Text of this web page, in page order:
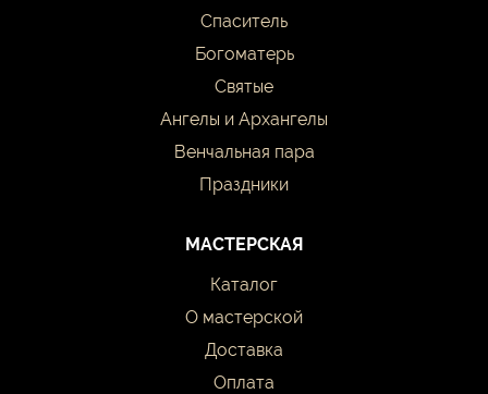
Спаситель
Богоматерь
Святые
Ангелы и Архангелы
Венчальная пара
Праздники
МАСТЕРСКАЯ
Каталог
О мастерской
Доставка
Оплата